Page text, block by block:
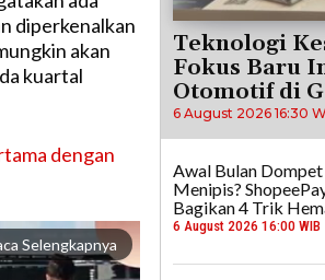
diperkenalkan
akan
kuartal
dengan
Selengkapnya
Teknologi
Fokus Baru
Otomotif di
6 August 2026 16:30
Awal Bulan Dompet
Menipis?
Bagikan 4 Trik
6 August 2026 16:00 WIB